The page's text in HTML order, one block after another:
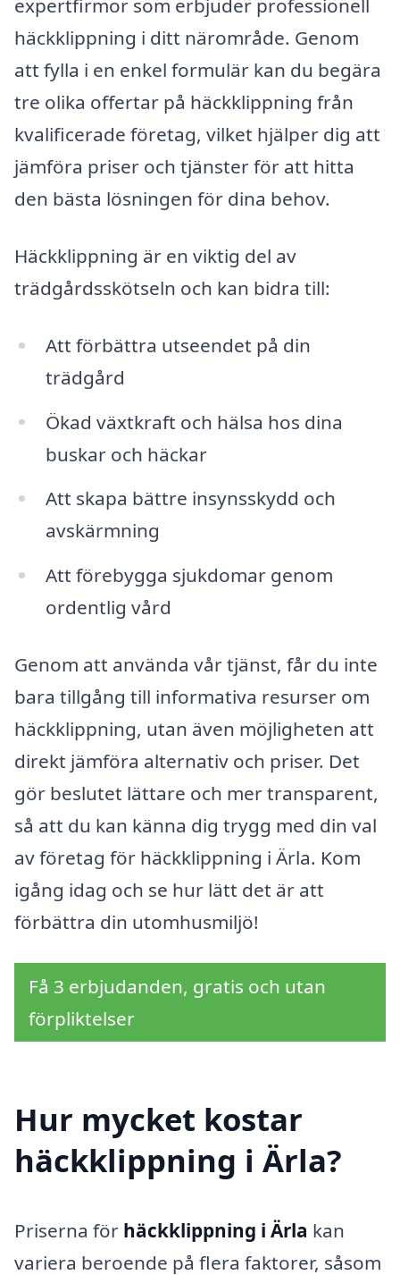
expertfirmor som erbjuder professionell
häckklippning i ditt närområde. Genom
att fylla i en enkel formulär kan du begära
tre olika offertar på häckklippning från
kvalificerade företag, vilket hjälper dig att
jämföra priser och tjänster för att hitta
den bästa lösningen för dina behov.
Häckklippning är en viktig del av
trädgårdsskötseln och kan bidra till:
Att förbättra utseendet på din
trädgård
Ökad växtkraft och hälsa hos dina
buskar och häckar
Att skapa bättre insynsskydd och
avskärmning
Att förebygga sjukdomar genom
ordentlig vård
Genom att använda vår tjänst, får du inte
bara tillgång till informativa resurser om
häckklippning, utan även möjligheten att
direkt jämföra alternativ och priser. Det
gör beslutet lättare och mer transparent,
så att du kan känna dig trygg med din val
av företag för häckklippning i Ärla. Kom
igång idag och se hur lätt det är att
förbättra din utomhusmiljö!
Få 3 erbjudanden, gratis och utan
förpliktelser
Hur mycket kostar
häckklippning i Ärla?
Priserna för häckklippning i Ärla kan
variera beroende på flera faktorer, såsom